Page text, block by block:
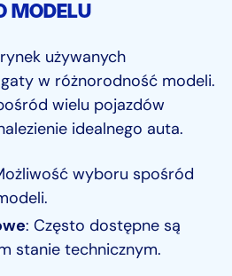
MODELU
używanych
w różnorodność modeli.
wielu pojazdów
idealnego auta.
wyboru spośród
: Często dostępne są
stanie technicznym.